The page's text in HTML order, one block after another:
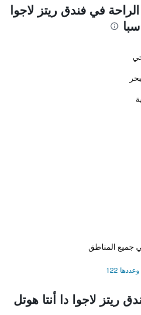
في فندق ريتز لاجوا
جميع المناطق
122
ريتز لاجوا دا أنتا هوتل